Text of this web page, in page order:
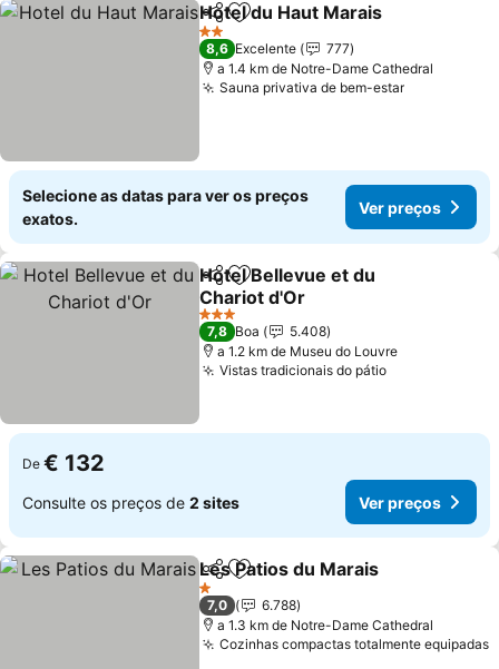
PartilharAdicionar aos favoritos
Hotel du Haut Marais
2 Estrelas
8,6 Excelente
777
a 1.4 km de Notre-Dame Cathedral
Sauna privativa de bem-estarVer preços
Selecione as datas para ver os preços
exatos.
Ver preços
PartilharAdicionar aos favoritos
Hotel Bellevue et du
Chariot d'Or
Ver preços
3 Estrelas
7,8 Boa
5.408
a 1.2 km de Museu do Louvre
Vistas tradicionais do pátioVer preços
De € 132
Consulte os preços de 2 sites Ver preços
PartilharAdicionar aos favoritos
Les Patios du Marais
1 Estrelas
7,0
6.788
a 1.3 km de Notre-Dame Cathedral
Cozinhas compactas totalmente equipadas